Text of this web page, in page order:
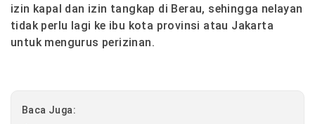
izin kapal dan izin tangkap di Berau, sehingga nelayan
tidak perlu lagi ke ibu kota provinsi atau Jakarta
untuk mengurus perizinan.
Baca Juga: